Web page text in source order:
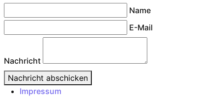
Name
E-Mail
Nachricht
Nachricht abschicken
Impressum